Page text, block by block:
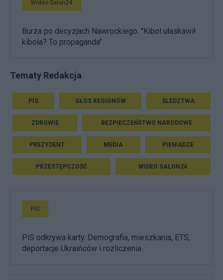
Wideo Salon24
Burza po decyzjach Nawrockiego. "Kibol ułaskawił
kibola? To propaganda"
Tematy Redakcja
PIS GŁOS REGIONÓW ŚLEDZTWA
ZDROWIE BEZPIECZEŃSTWO NARODOWE
PREZYDENT MEDIA PIENIĄDZE
PRZESTĘPCZOŚĆ WIDEO SALON24
PiS
PiS odkrywa karty. Demografia, mieszkania, ETS,
deportacje Ukraińców i rozliczenia